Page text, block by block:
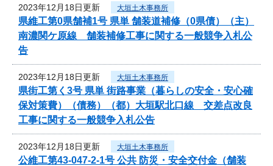
2023年12月18日更新 大垣土木事務所
県維工第0県舗補1号 県単 舗装道補修（0県債）（主）
南濃関ケ原線 舗装補修工事に関する一般競争入札公
告
2023年12月18日更新 大垣土木事務所
県街工第く3号 県単 街路事業（暮らしの安全・安心確
保対策費）（債務）（都）大垣駅北口線 交差点改良
工事に関する一般競争入札公告
2023年12月18日更新 大垣土木事務所
公維工第43-047-2-1号 公共 防災・安全交付金（舗装